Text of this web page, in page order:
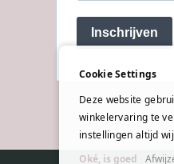
Inschrijven
Cookie Settings
Deze website
winkelervaring te
instellingen altijd
Oké, is goed